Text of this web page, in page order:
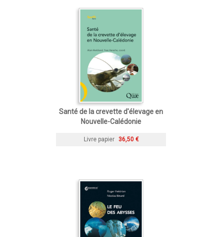
Santé de la crevette d'élevage en
Nouvelle-Calédonie
Livre papier 36,50 €